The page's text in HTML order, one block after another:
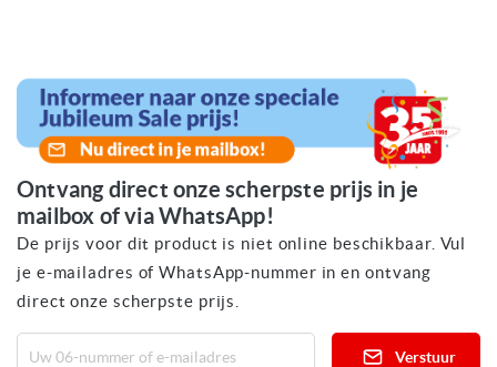
het
begin
afbeeldingen-
gallerij
Ontvang direct onze scherpste prijs in je
mailbox of via WhatsApp!
De prijs voor dit product is niet online beschikbaar. Vul
je e-mailadres of WhatsApp-nummer in en ontvang
direct onze scherpste prijs.
Verstuur